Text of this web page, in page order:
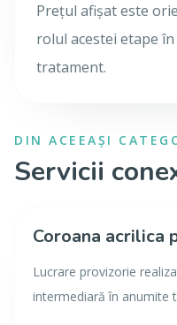
Prețul afișat este
rolul acestei etape
tratament.
DIN ACEEAȘI
Servicii
Coroana acrilica
Lucrare provizorie
intermediară în anumite